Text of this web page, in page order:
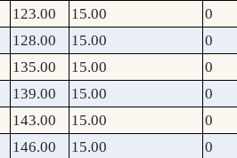
123.00 15.00 0
128.00 15.00 0
135.00 15.00 0
139.00 15.00 0
143.00 15.00 0
146.00 15.00 0